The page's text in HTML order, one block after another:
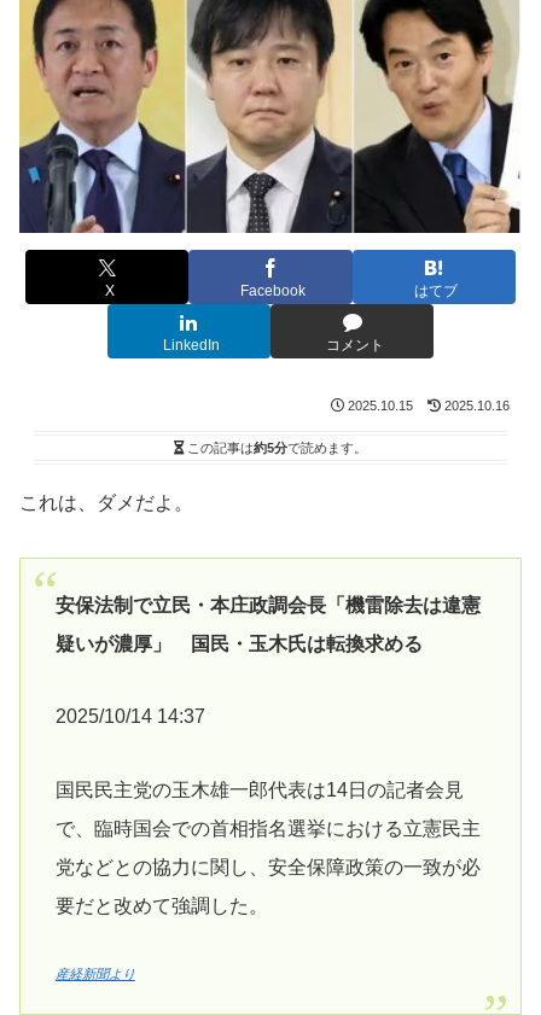
X Facebook はてブ
LinkedIn コメント
2025.10.15 2025.10.16
この記事は約5分で読めます。
これは、ダメだよ。
安保法制で立民・本庄政調会長「機雷除去は違憲
疑いが濃厚」 国民・玉木氏は転換求める
2025/10/14 14:37
国民民主党の玉木雄一郎代表は14日の記者会見
で、臨時国会での首相指名選挙における立憲民主
党などとの協力に関し、安全保障政策の一致が必
要だと改めて強調した。
産経新聞より